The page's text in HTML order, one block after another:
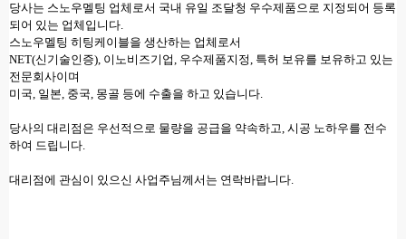
당사는 스노우멜팅 업체로서 국내 유일 조달청 우수제품으로 지정되어 등록
되어 있는 업체입니다.
스노우멜팅 히팅케이블을 생산하는 업체로서
NET(신기술인증), 이노비즈기업, 우수제품지정, 특허 보유를 보유하고 있는
전문회사이며
미국, 일본, 중국, 몽골 등에 수출을 하고 있습니다.
당사의 대리점은 우선적으로 물량을 공급을 약속하고, 시공 노하우를 전수
하여 드립니다.
대리점에 관심이 있으신 사업주님께서는 연락바랍니다.